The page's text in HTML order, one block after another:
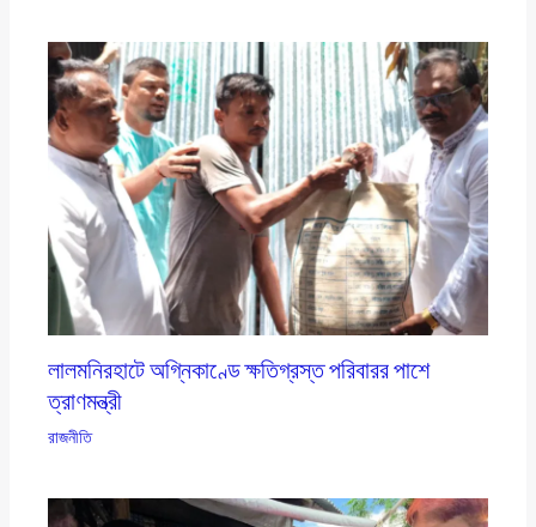
লালমনিরহাটে অগ্নিকাণ্ডে ক্ষতিগ্রস্ত পরিবারর পাশে
ত্রাণমন্ত্রী
রাজনীতি